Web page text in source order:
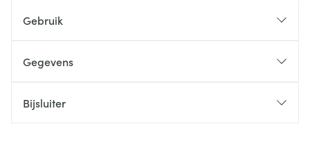
Gebruik
Gegevens
Bijsluiter